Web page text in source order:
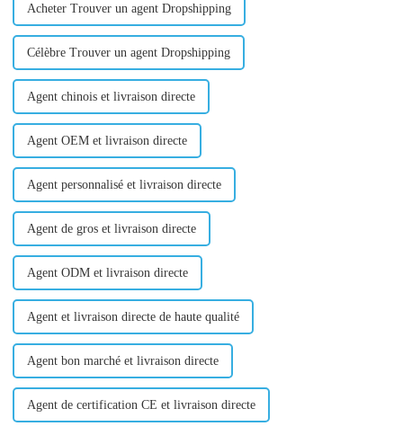
Acheter Trouver un agent Dropshipping
Célèbre Trouver un agent Dropshipping
Agent chinois et livraison directe
Agent OEM et livraison directe
Agent personnalisé et livraison directe
Agent de gros et livraison directe
Agent ODM et livraison directe
Agent et livraison directe de haute qualité
Agent bon marché et livraison directe
Agent de certification CE et livraison directe